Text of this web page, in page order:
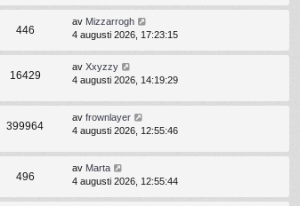
446
av Mizzarrogh
4 augusti 2026, 17:23:15
16429
av Xxyzzy
4 augusti 2026, 14:19:29
399964
av frownlayer
4 augusti 2026, 12:55:46
496
av Marta
4 augusti 2026, 12:55:44